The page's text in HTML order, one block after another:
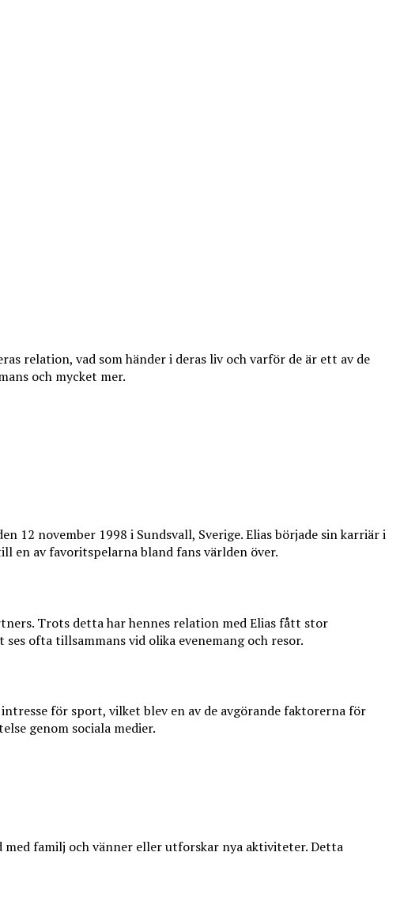
relation, vad som händer i deras liv och varför de är ett av de
och mycket mer.
12 november 1998 i Sundsvall, Sverige. Elias började sin karriär i
en av favoritspelarna bland fans världen över.
Trots detta har hennes relation med Elias fått stor
ofta tillsammans vid olika evenemang och resor.
för sport, vilket blev en av de avgörande faktorerna för
genom sociala medier.
med familj och vänner eller utforskar nya aktiviteter. Detta